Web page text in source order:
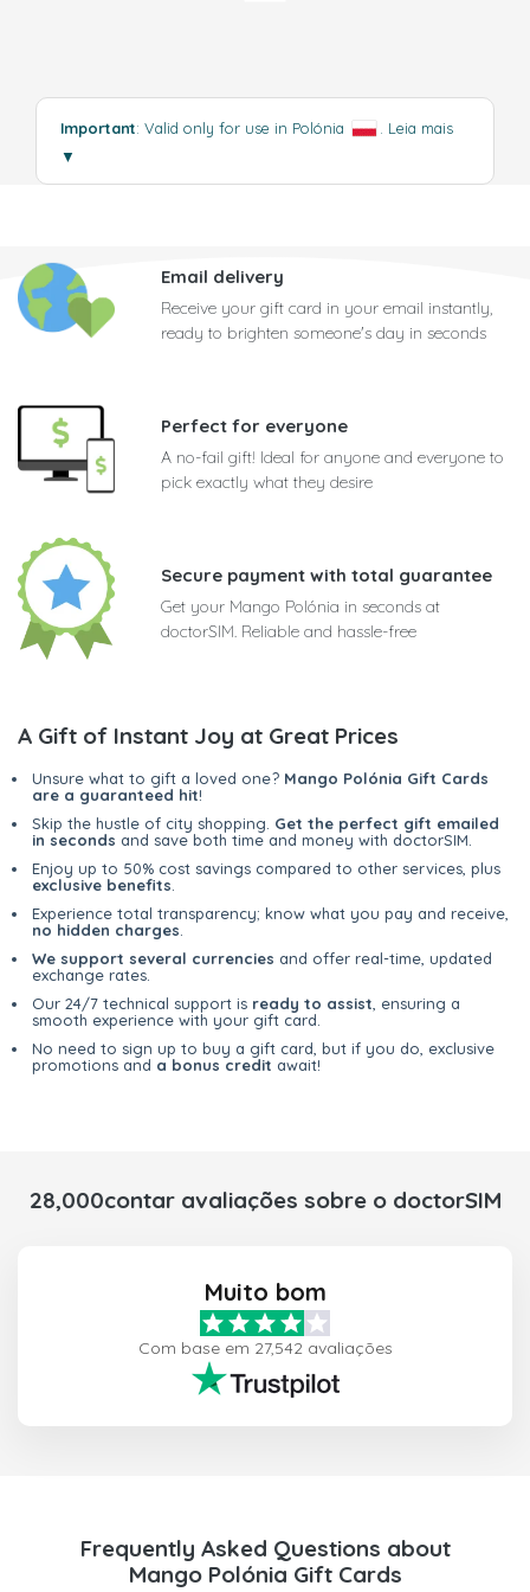
Important: Valid only for use in Polónia . Leia mais
▼
Email delivery
Receive your gift card in your email instantly,
ready to brighten someone's day in seconds
Perfect for everyone
A no-fail gift! Ideal for anyone and everyone to
pick exactly what they desire
Secure payment with total guarantee
Get your Mango Polónia in seconds at
doctorSIM. Reliable and hassle-free
A Gift of Instant Joy at Great Prices
Unsure what to gift a loved one? Mango Polónia Gift Cards
are a guaranteed hit!
Skip the hustle of city shopping. Get the perfect gift emailed
in seconds and save both time and money with doctorSIM.
Enjoy up to 50% cost savings compared to other services, plus
exclusive benefits.
Experience total transparency; know what you pay and receive,
no hidden charges.
We support several currencies and offer real-time, updated
exchange rates.
Our 24/7 technical support is ready to assist, ensuring a
smooth experience with your gift card.
No need to sign up to buy a gift card, but if you do, exclusive
promotions and a bonus credit await!
28,000contar avaliações sobre o doctorSIM
Muito bom
Com base em 27,542 avaliações
Frequently Asked Questions about
Mango Polónia Gift Cards